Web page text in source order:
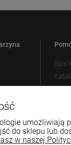
Spis
umożliwiają
do sklepu lub
w naszej